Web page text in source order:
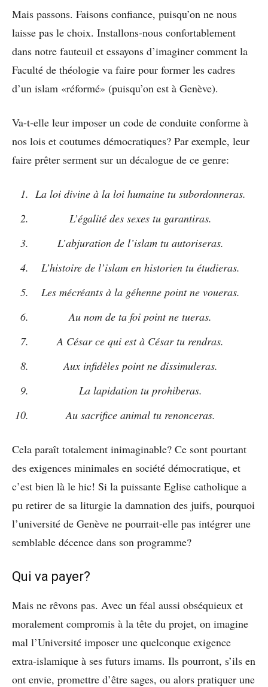
Mais passons. Faisons confiance, puisqu’on ne nous
laisse pas le choix. Installons-nous confortablement
dans notre fauteuil et essayons d’imaginer comment la
Faculté de théologie va faire pour former les cadres
d’un islam «réformé» (puisqu’on est à Genève).
Va-t-elle leur imposer un code de conduite conforme à
nos lois et coutumes démocratiques? Par exemple, leur
faire prêter serment sur un décalogue de ce genre:
La loi divine à la loi humaine tu subordonneras.
L’égalité des sexes tu garantiras.
L’abjuration de l’islam tu autoriseras.
L’histoire de l’islam en historien tu étudieras.
Les mécréants à la géhenne point ne voueras.
Au nom de ta foi point ne tueras.
A César ce qui est à César tu rendras.
Aux infidèles point ne dissimuleras.
La lapidation tu prohiberas.
Au sacrifice animal tu renonceras.
Cela paraît totalement inimaginable? Ce sont pourtant
des exigences minimales en société démocratique, et
c’est bien là le hic! Si la puissante Eglise catholique a
pu retirer de sa liturgie la damnation des juifs, pourquoi
l’université de Genève ne pourrait-elle pas intégrer une
semblable décence dans son programme?
Qui va payer?
Mais ne rêvons pas. Avec un féal aussi obséquieux et
moralement compromis à la tête du projet, on imagine
mal l’Université imposer une quelconque exigence
extra-islamique à ses futurs imams. Ils pourront, s’ils en
ont envie, promettre d’être sages, ou alors pratiquer une